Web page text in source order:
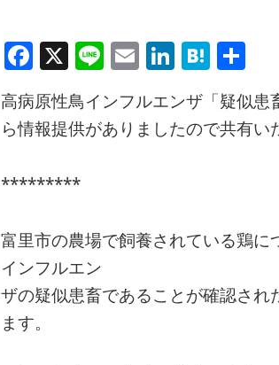
F
a
c
e
b
o
o
k
X Li
e
E
ai
l
Li
k
e
H
at
e
n
共
有
高病原性鳥インフルエンザ「疑似
ら情報提供がありましたので共有い
*********
富里市の農場で飼養されている鶏に
インフルエン
ザの疑似患畜であることが確認され
ます。